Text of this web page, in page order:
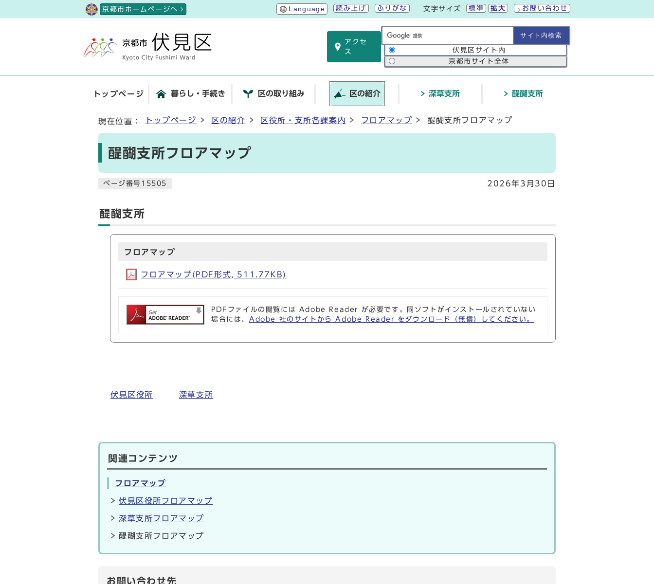
京都市ホームページへ Language 読み上げ ふりがな 文字サイズ 標準 拡大 お問い合わせ
アクセ
ス
サイト内検索の範囲 伏見区サイト内
京都市サイト全体
トップページ 暮らし・手続き 区の取り組み 区の紹介 深草支所 醍醐支所
現在位置： トップページ 区の紹介 区役所・支所各課案内 フロアマップ 醍醐支所フロアマップ
醍醐支所フロアマップ
ページ番号15505 2026年3月30日
醍醐支所
フロアマップ
フロアマップ(PDF形式, 511.77KB)
PDFファイルの閲覧には Adobe Reader が必要です。同ソフトがインストールされていない
場合には、 Adobe 社のサイトから Adobe Reader をダウンロード（無償）してください。
伏見区役所 深草支所
関連コンテンツ
フロアマップ
伏見区役所フロアマップ
深草支所フロアマップ
醍醐支所フロアマップ
お問い合わせ先